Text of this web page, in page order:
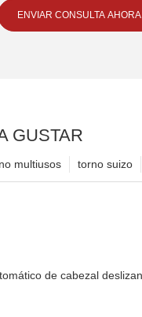
ENVIAR CONSULTA AHORA
GUSTAR
torno suizo
multiusos